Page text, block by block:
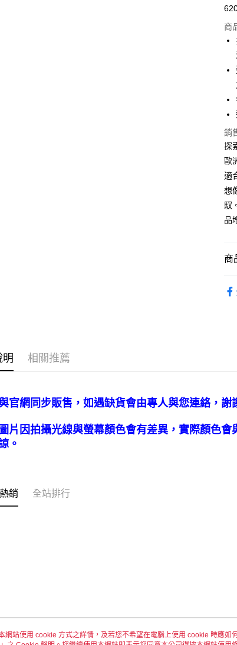
全
每
付
每
7-
付
宅
商
銷
探
歐
適
想
馭
品
商
明 相關推薦
官網同步販售，如遇缺貨會由專人與您連絡，謝
片因拍攝光線與螢幕顏色會有差異，實際顏色
。
銷 全站排行
網站使用 cookie 方式之詳情，及若您不希望在電腦上使用 cookie 時應如